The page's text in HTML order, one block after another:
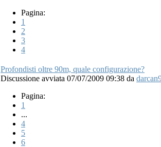
Pagina:
1
2
3
4
Profondisti oltre 90m, quale configurazione?
Discussione avviata 07/07/2009 09:38 da
Pagina:
1
...
4
5
6